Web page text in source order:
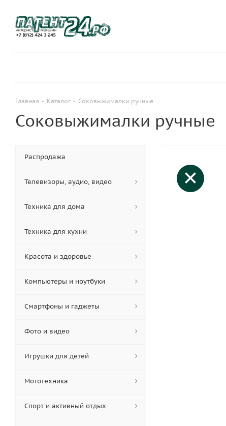
Главная - Каталог - Соковыжималки ручные
Соковыжималки ручные
Распродажа
Телевизоры, аудио, видео
Техника для дома
Техника для кухни
Красота и здоровье
Компьютеры и ноутбуки
Смартфоны и гаджеты
Фото и видео
Игрушки для детей
Мототехника
Спорт и активный отдых